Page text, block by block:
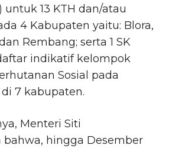
untuk 13 KTH dan/atau
4 Kabupaten yaitu: Blora,
Rembang; serta 1 SK
indikatif kelompok
Sosial pada
7 kabupaten.
Menteri Siti
hingga Desember